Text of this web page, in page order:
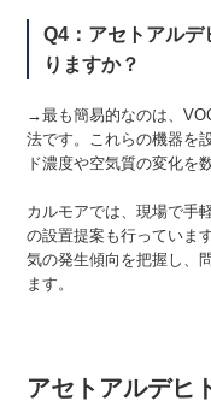
Q4：アセトアル
りますか？
→最も簡易的なのは、
法です。これらの機器を
ド濃度や空気質の変化を
カルモアでは、現場で手
の設置提案も行っていま
気の発生傾向を把握し、
ます。
アセトアルデヒ